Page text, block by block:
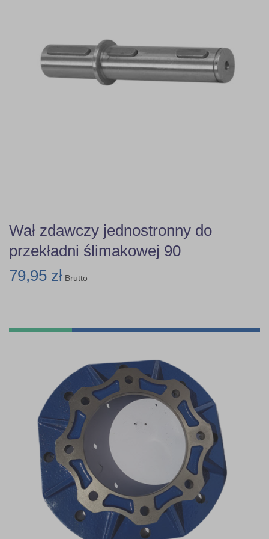
Wał zdawczy jednostronny do
przekładni ślimakowej 90
79,95 zł Brutto